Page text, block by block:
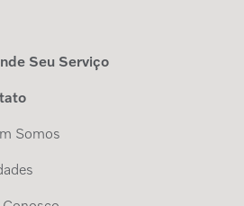
Seu Serviço
Somos